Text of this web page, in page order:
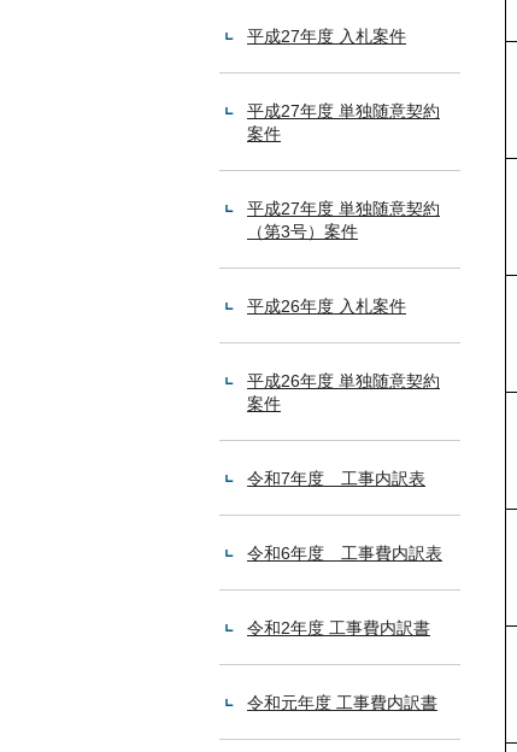
平成27年度 入札案件
平成27年度 単独随意契約
案件
平成27年度 単独随意契約
（第3号）案件
平成26年度 入札案件
平成26年度 単独随意契約
案件
令和7年度 工事内訳表
令和6年度 工事費内訳表
令和2年度 工事費内訳書
令和元年度 工事費内訳書